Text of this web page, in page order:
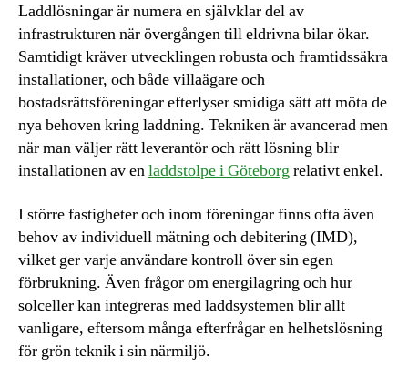
Laddlösningar är numera en självklar del av
infrastrukturen när övergången till eldrivna bilar ökar.
Samtidigt kräver utvecklingen robusta och framtidssäkra
installationer, och både villaägare och
bostadsrättsföreningar efterlyser smidiga sätt att möta de
nya behoven kring laddning. Tekniken är avancerad men
när man väljer rätt leverantör och rätt lösning blir
installationen av enladdstolpe i Göteborgrelativt enkel.
I större fastigheter och inom föreningar finns ofta även
behov av individuell mätning och debitering (IMD),
vilket ger varje användare kontroll över sin egen
förbrukning. Även frågor om energilagring och hur
solceller kan integreras med laddsystemen blir allt
vanligare, eftersom många efterfrågar en helhetslösning
för grön teknik i sin närmiljö.